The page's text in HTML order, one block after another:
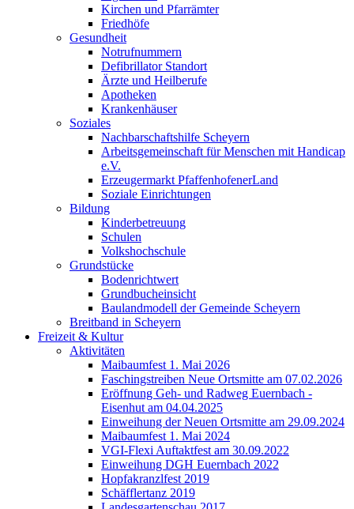
Kirchen und Pfarrämter
Friedhöfe
Gesundheit
Notrufnummern
Defibrillator Standort
Ärzte und Heilberufe
Apotheken
Krankenhäuser
Soziales
Nachbarschaftshilfe Scheyern
Arbeitsgemeinschaft für Menschen mit Handicap
e.V.
Erzeugermarkt PfaffenhofenerLand
Soziale Einrichtungen
Bildung
Kinderbetreuung
Schulen
Volkshochschule
Grundstücke
Bodenrichtwert
Grundbucheinsicht
Baulandmodell der Gemeinde Scheyern
Breitband in Scheyern
Freizeit & Kultur
Aktivitäten
Maibaumfest 1. Mai 2026
Faschingstreiben Neue Ortsmitte am 07.02.2026
Eröffnung Geh- und Radweg Euernbach -
Eisenhut am 04.04.2025
Einweihung der Neuen Ortsmitte am 29.09.2024
Maibaumfest 1. Mai 2024
VGI-Flexi Auftaktfest am 30.09.2022
Einweihung DGH Euernbach 2022
Hopfakranzlfest 2019
Schäfflertanz 2019